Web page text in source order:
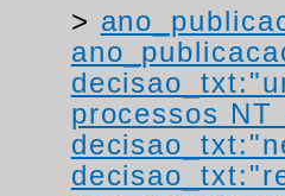
>
processos